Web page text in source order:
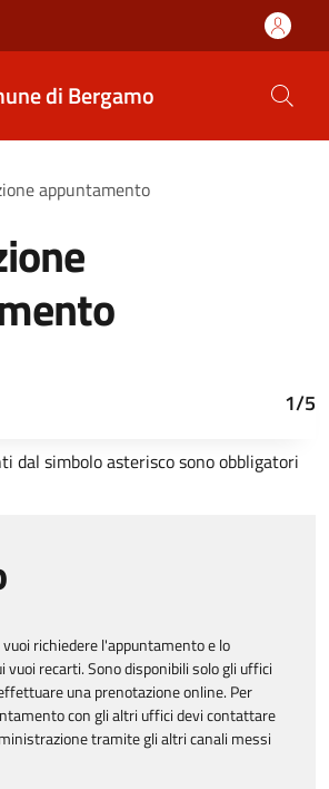
di Bergamo
pane
appuntamento
1/5
dal simbolo asterisco sono obbligatori
richiedere l'appuntamento e lo
vuoi recarti. Sono disponibili solo gli uffici
una prenotazione online. Per
con gli altri uffici devi contattare
tramite gli altri canali messi